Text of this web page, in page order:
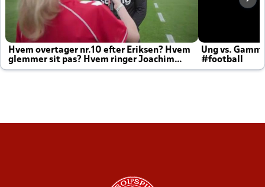
Hvem overtager nr.10 efter Eriksen? Hvem
glemmer sit pas? Hvem ringer Joachim
altid til efter kampe?
Ung vs.
#football